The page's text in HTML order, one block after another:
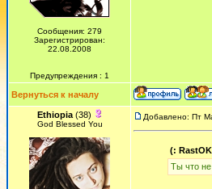
Сообщения: 279
Зарегистрирован:
22.08.2008
Предупреждения : 1
Вернуться к началу
Ethiopia(38)
God Blessed You
Добавлено: Пт
(: RastOK
Ты что